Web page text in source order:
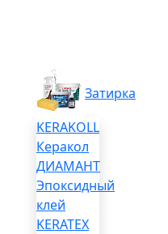
Затирка
KERAKOLL
Керакол
ДИАМАНТ
Эпоксидный
клей
KERATEX